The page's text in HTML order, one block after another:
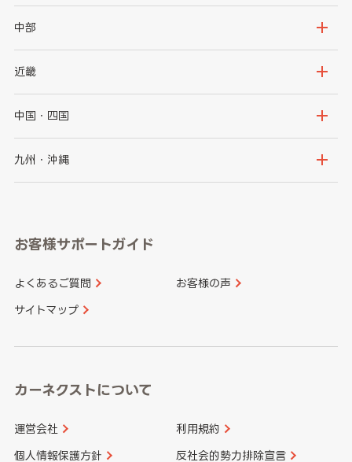
岩手県
秋田県
茨城県
群馬県
千葉県
中部
新潟県
石川県
山梨県
愛知県
近畿
大阪府
京都府
和歌山県
中国・四国
鳥取県
山口県
香川県 愛媛県
九州・沖縄
長崎県
大分県 宮崎県
お客様サポートガイド
よくあるご質問 お客様の声
サイトマップ
カーネクストについて
運営会社 利用規約
個人情報保護方針 反社会的勢力排除宣言